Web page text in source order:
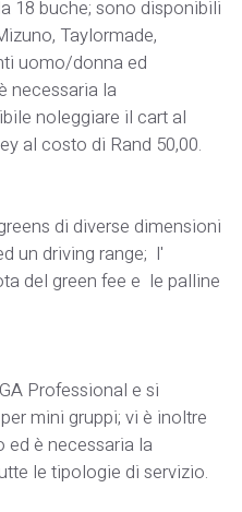
18 buche; sono disponibili
Taylormade,
uomo/donna ed
necessaria la
noleggiare il cart al
al costo di Rand 50,00.
di diverse dimensioni
un driving range; l'
del green fee e le palline
Professional e si
mini gruppi; vi è inoltre
è necessaria la
le tipologie di servizio.